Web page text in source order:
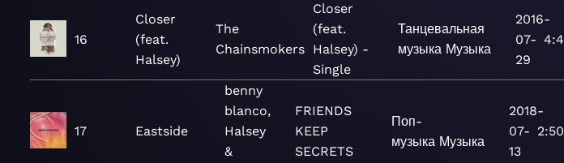
16
Closer
(feat.
Halsey)
The
Chainsmokers
Closer
(feat.
Halsey) -
Single
Танцевальная
музыка Музыка
2016-
07-
29
4:4
17 Eastside
benny
blanco,
Halsey
&
FRIENDS
KEEP
SECRETS
Поп-
музыка Музыка
2018-
07-
13
2:50